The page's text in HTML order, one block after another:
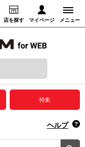
店を探す マイページ メニュー
録音からさがす
特集
ヘルプ